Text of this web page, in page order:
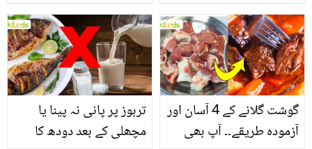
انگیز طبی فوائد
تربوز پر پانی نہ پینا یا
مچھلی کے بعد دودھ کا
گوشت گلانے کے 4 آسان اور
آزمودہ طریقے۔۔ آپ بھی